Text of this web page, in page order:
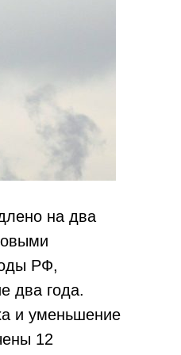
на два
РФ,
два года.
и уменьшение
12